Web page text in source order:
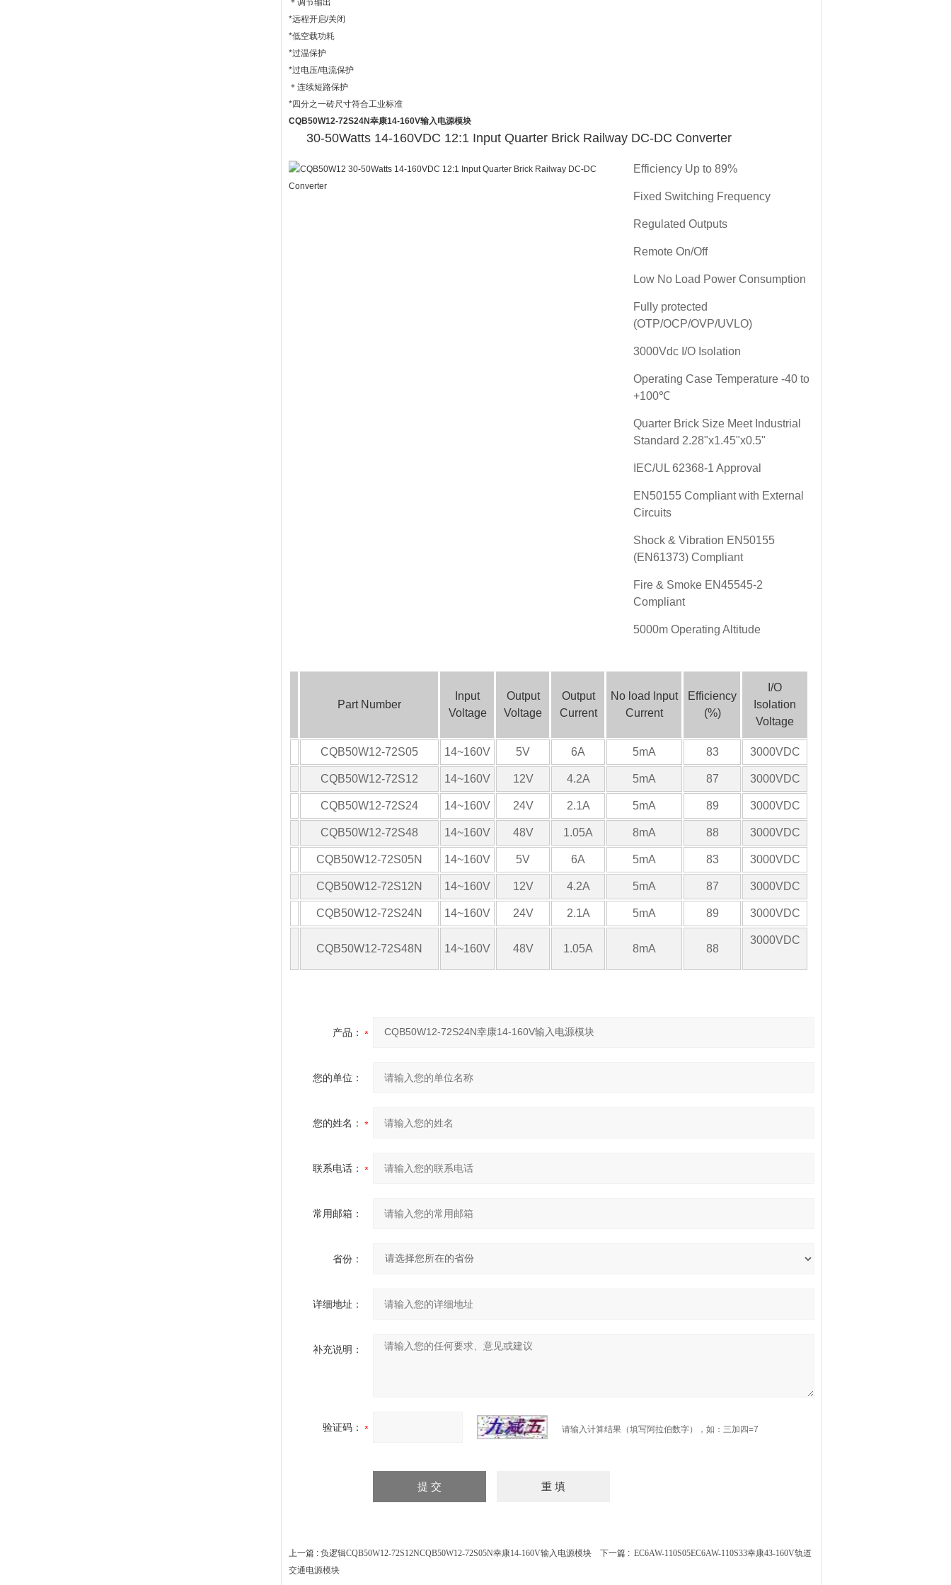
＊调节输出
*远程开启/关闭
*低空载功耗
*过温保护
*过电压/电流保护
＊连续短路保护
*四分之一砖尺寸符合工业标准
CQB50W12-72S24N幸康14-160V输入电源模块
30-50Watts 14-160VDC 12:1 Input Quarter Brick Railway DC-DC Converter
Efficiency Up to 89%
Fixed Switching Frequency
Regulated Outputs
Remote On/Off
Low No Load Power Consumption
Fully protected
(OTP/OCP/OVP/UVLO)
3000Vdc I/O Isolation
Operating Case Temperature -40 to
+100℃
Quarter Brick Size Meet Industrial
Standard 2.28"x1.45"x0.5"
IEC/UL 62368-1 Approval
EN50155 Compliant with External
Circuits
Shock & Vibration EN50155
(EN61373) Compliant
Fire & Smoke EN45545-2
Compliant
5000m Operating Altitude
Part Number
Input
Voltage
Output
Voltage
Output
Current
No load Input
Current
Efficiency
(%)
I/O
Isolation
Voltage
CQB50W12-72S05 14~160V 5V 6A 5mA 83 3000VDC
CQB50W12-72S12 14~160V 12V 4.2A 5mA 87 3000VDC
CQB50W12-72S24 14~160V 24V 2.1A 5mA 89 3000VDC
CQB50W12-72S48 14~160V 48V 1.05A 8mA 88 3000VDC
CQB50W12-72S05N 14~160V 5V 6A 5mA 83 3000VDC
CQB50W12-72S12N 14~160V 12V 4.2A 5mA 87 3000VDC
CQB50W12-72S24N 14~160V 24V 2.1A 5mA 89 3000VDC
CQB50W12-72S48N 14~160V 48V 1.05A 8mA 88
3000VDC
产品：
您的单位：
您的姓名：
联系电话：
常用邮箱：
省份：
详细地址：
补充说明：
验证码： 请输入计算结果（填写阿拉伯数字），如：三加四=7
上一篇 : 负逻辑CQB50W12-72S12NCQB50W12-72S05N幸康14-160V输入电源模块 下一篇 : EC6AW-110S05EC6AW-110S33幸康43-160V轨道
交通电源模块